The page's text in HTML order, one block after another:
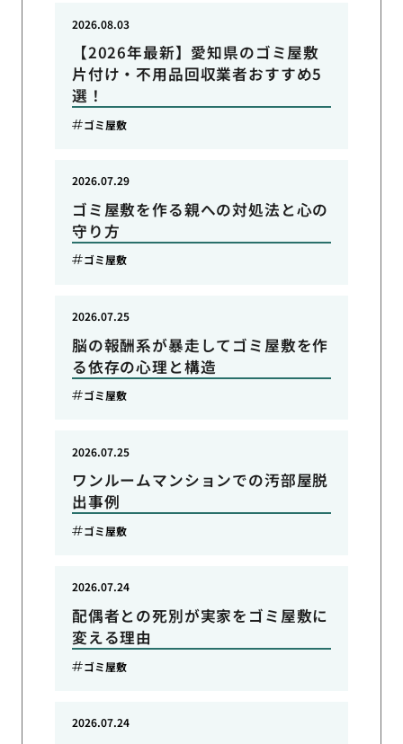
【2026年最新】愛知県のゴミ屋敷
片付け・不用品回収業者おすすめ5
選！
2026.08.03
ゴミ屋敷
ゴミ屋敷を作る親への対処法と心の
守り方
2026.07.29
ゴミ屋敷
脳の報酬系が暴走してゴミ屋敷を作
る依存の心理と構造
2026.07.25
ゴミ屋敷
ワンルームマンションでの汚部屋脱
出事例
2026.07.25
ゴミ屋敷
配偶者との死別が実家をゴミ屋敷に
変える理由
2026.07.24
ゴミ屋敷
2026.07.24